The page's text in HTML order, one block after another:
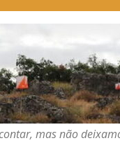
mais que
mas não